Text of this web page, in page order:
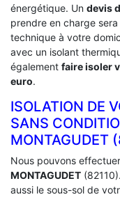
énergétique. Un devis
prendre en charge
technique à votre
avec un isolant
également faire isoler
euro.
ISOLATION DE
SANS
‎MONTAGUDET
Nous pouvons effectuer
MONTAGUDET
aussi le sous-sol de